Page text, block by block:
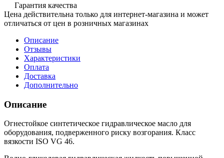
Гарантия качества
Цена действительна только для интернет-магазина и может
отличаться от цен в розничных магазинах
Описание
Отзывы
Характеристики
Оплата
Доставка
Дополнительно
Описание
Огнестойкое синтетическое гидравлическое масло для
оборудования, подверженного риску возгорания. Класс
вязкости ISO VG 46.